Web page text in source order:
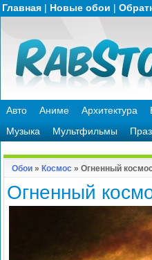
Главная | Новые обои |
Авто Аниме Архитектура
Музыка
Мультфильмы
Обои » Космос » Огненный космос
Огненный